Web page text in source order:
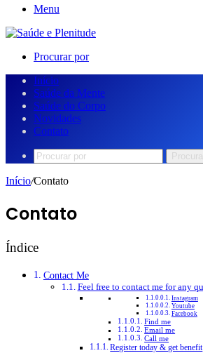
Menu
Procurar por
Início
Saúde da Mente
Saúde do Corpo
Novidades
Contato
Início/Contato
Contato
Índice
Contact Me​​
Feel free to contact me for any
Instagram​
Youtube​
Facebook​
Find me​
Email me​
Call me​
Register today & get benefit​